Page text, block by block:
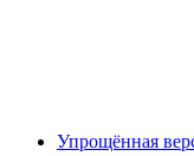
Упрощённая